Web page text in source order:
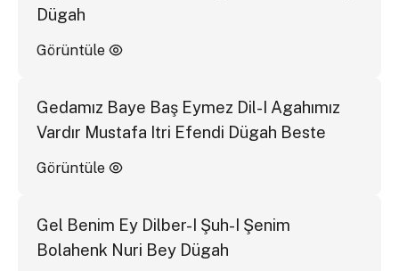
Dügah
Görüntüle
Gedamız Baye Baş Eymez Dil-I Agahımız
Vardır Mustafa Itri Efendi Dügah Beste
Görüntüle
Gel Benim Ey Dilber-I Şuh-I Şenim
Bolahenk Nuri Bey Dügah